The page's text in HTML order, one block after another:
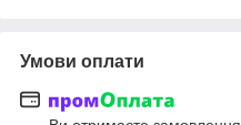
Умови оплати